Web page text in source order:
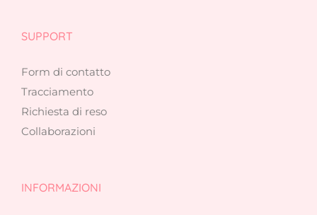
SUPPORT
Form di contatto
Tracciamento
Richiesta di reso
Collaborazioni
INFORMAZIONI